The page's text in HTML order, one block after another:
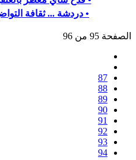
• دردشة ... ثقافة
الصفحة 95 من 96
87
88
89
90
91
92
93
94